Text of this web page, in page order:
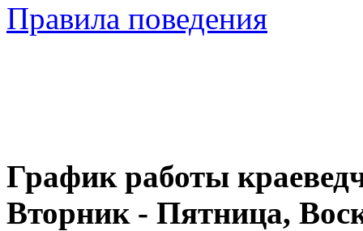
Правила поведения
График работы
Вторник - Пятница,